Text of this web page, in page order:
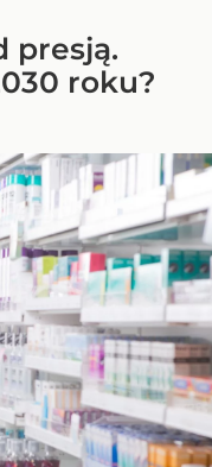
presją.
roku?